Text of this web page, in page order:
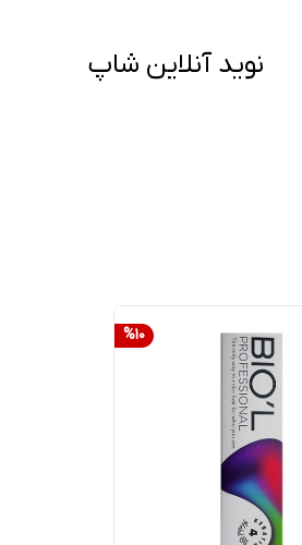
نوید آنلاین شاپ
%10